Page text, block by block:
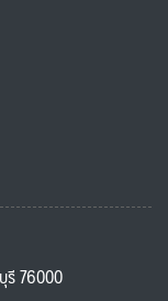
รี 76000